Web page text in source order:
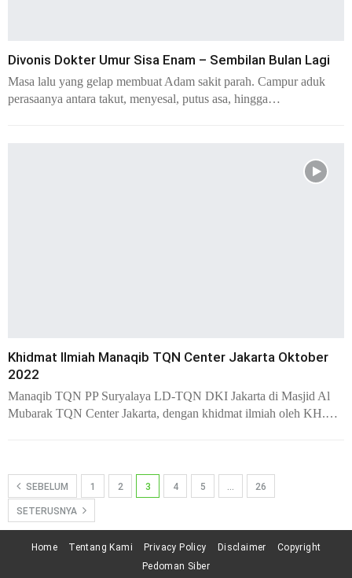
Divonis Dokter Umur Sisa Enam – Sembilan Bulan Lagi
Masa lalu yang gelap membuat Adam sakit parah. Campur aduk
perasaanya antara takut, menyesal, putus asa, hingga…
Khidmat Ilmiah Manaqib TQN Center Jakarta Oktober
2022
Manaqib TQN PP Suryalaya LD-TQN DKI Jakarta di Masjid Al
Mubarak TQN Center Jakarta, dengan khidmat ilmiah oleh KH.…
SEBELUM 1 2 3 4 5 … 26
SETERUSNYA
Home Tentang Kami Privacy Policy Disclaimer
Copyright
Pedoman Siber